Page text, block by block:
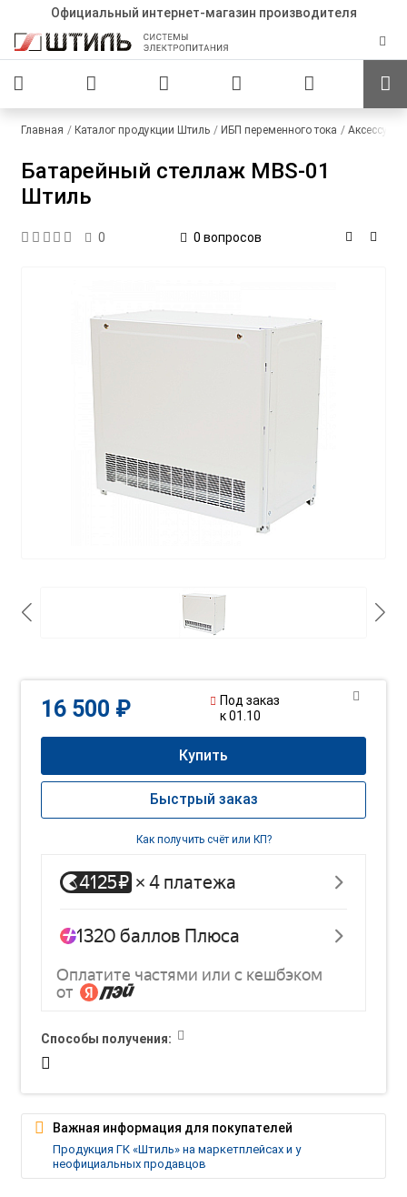
Официальный интернет-магазин производителя
Главная Каталог продукции Штиль ИБП переменного тока
Батарейный стеллаж MBS-01
Штиль
0 0 вопросов
16 500 ₽
Под заказ
к 01.10
Купить
Быстрый заказ
Как получить счёт или КП?
Способы получения:
Важная информация для покупателей
Продукция ГК «Штиль» на маркетплейсах и у
неофициальных продавцов